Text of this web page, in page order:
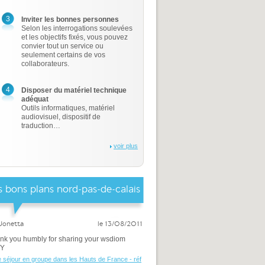
3
Inviter les bonnes personnes
Selon les interrogations soulevées
et les objectifs fixés, vous pouvez
convier tout un service ou
seulement certains de vos
collaborateurs.
4
Disposer du matériel technique
adéquat
Outils informatiques, matériel
audiovisuel, dispositif de
traduction…
voir plus
bons plans nord-pas-de-calais
le 13/08/2011
you humbly for sharing your wsdiom
séjour en groupe dans les Hauts de France - réf